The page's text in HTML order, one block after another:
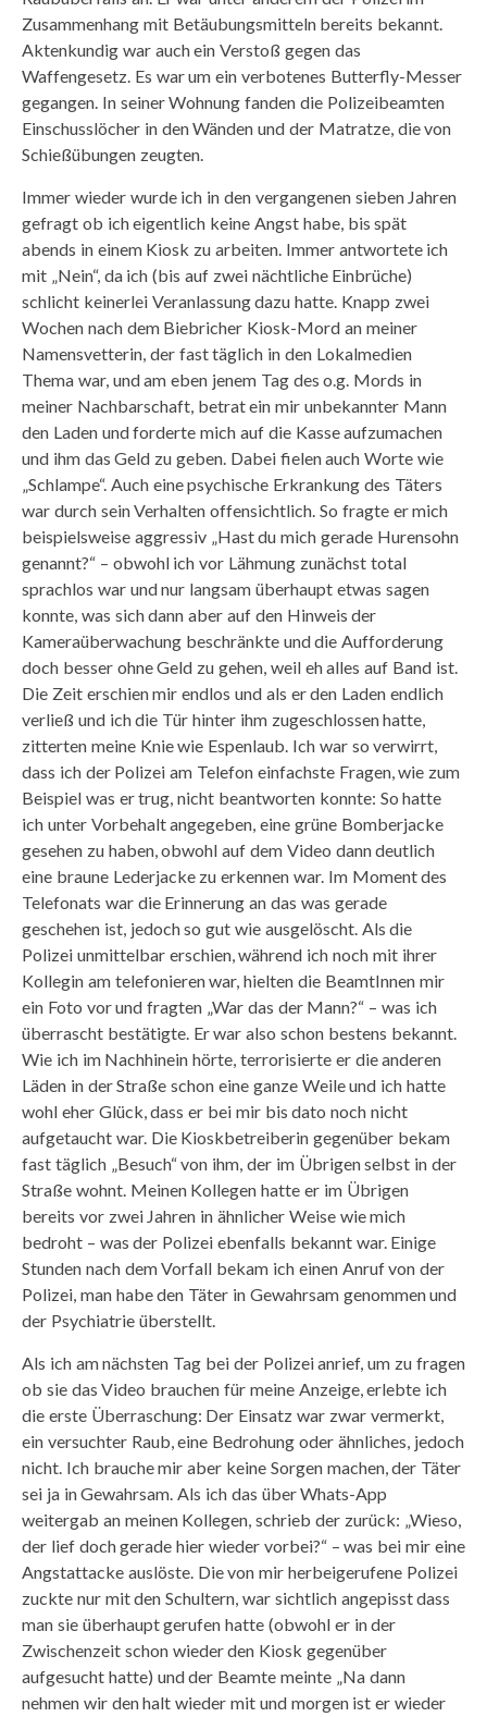
Zusammenhang mit Betäubungsmitteln bereits bekannt.
Aktenkundig war auch ein Verstoß gegen das
Waffengesetz. Es war um ein verbotenes Butterfly-Messer
gegangen. In seiner Wohnung fanden die Polizeibeamten
Einschusslöcher in den Wänden und der Matratze, die von
Schießübungen zeugten.
Immer wieder wurde ich in den vergangenen sieben Jahren
gefragt ob ich eigentlich keine Angst habe, bis spät
abends in einem Kiosk zu arbeiten. Immer antwortete ich
mit „Nein“, da ich (bis auf zwei nächtliche Einbrüche)
schlicht keinerlei Veranlassung dazu hatte. Knapp zwei
Wochen nach dem Biebricher Kiosk-Mord an meiner
Namensvetterin, der fast täglich in den Lokalmedien
Thema war, und am eben jenem Tag des o.g. Mords in
meiner Nachbarschaft, betrat ein mir unbekannter Mann
den Laden und forderte mich auf die Kasse aufzumachen
und ihm das Geld zu geben. Dabei fielen auch Worte wie
„Schlampe“. Auch eine psychische Erkrankung des Täters
war durch sein Verhalten offensichtlich. So fragte er mich
beispielsweise aggressiv „Hast du mich gerade Hurensohn
genannt?“ – obwohl ich vor Lähmung zunächst total
sprachlos war und nur langsam überhaupt etwas sagen
konnte, was sich dann aber auf den Hinweis der
Kameraüberwachung beschränkte und die Aufforderung
doch besser ohne Geld zu gehen, weil eh alles auf Band ist.
Die Zeit erschien mir endlos und als er den Laden endlich
verließ und ich die Tür hinter ihm zugeschlossen hatte,
zitterten meine Knie wie Espenlaub. Ich war so verwirrt,
dass ich der Polizei am Telefon einfachste Fragen, wie zum
Beispiel was er trug, nicht beantworten konnte: So hatte
ich unter Vorbehalt angegeben, eine grüne Bomberjacke
gesehen zu haben, obwohl auf dem Video dann deutlich
eine braune Lederjacke zu erkennen war. Im Moment des
Telefonats war die Erinnerung an das was gerade
geschehen ist, jedoch so gut wie ausgelöscht. Als die
Polizei unmittelbar erschien, während ich noch mit ihrer
Kollegin am telefonieren war, hielten die BeamtInnen mir
ein Foto vor und fragten „War das der Mann?“ – was ich
überrascht bestätigte. Er war also schon bestens bekannt.
Wie ich im Nachhinein hörte, terrorisierte er die anderen
Läden in der Straße schon eine ganze Weile und ich hatte
wohl eher Glück, dass er bei mir bis dato noch nicht
aufgetaucht war. Die Kioskbetreiberin gegenüber bekam
fast täglich „Besuch“ von ihm, der im Übrigen selbst in der
Straße wohnt. Meinen Kollegen hatte er im Übrigen
bereits vor zwei Jahren in ähnlicher Weise wie mich
bedroht – was der Polizei ebenfalls bekannt war. Einige
Stunden nach dem Vorfall bekam ich einen Anruf von der
Polizei, man habe den Täter in Gewahrsam genommen und
der Psychiatrie überstellt.
Als ich am nächsten Tag bei der Polizei anrief, um zu fragen
ob sie das Video brauchen für meine Anzeige, erlebte ich
die erste Überraschung: Der Einsatz war zwar vermerkt,
ein versuchter Raub, eine Bedrohung oder ähnliches, jedoch
nicht. Ich brauche mir aber keine Sorgen machen, der Täter
sei ja in Gewahrsam. Als ich das über Whats-App
weitergab an meinen Kollegen, schrieb der zurück: „Wieso,
der lief doch gerade hier wieder vorbei?“ – was bei mir eine
Angstattacke auslöste. Die von mir herbeigerufene Polizei
zuckte nur mit den Schultern, war sichtlich angepisst dass
man sie überhaupt gerufen hatte (obwohl er in der
Zwischenzeit schon wieder den Kiosk gegenüber
aufgesucht hatte) und der Beamte meinte „Na dann
nehmen wir den halt wieder mit und morgen ist er wieder